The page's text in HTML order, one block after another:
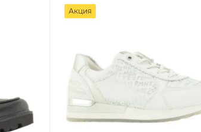
Акция